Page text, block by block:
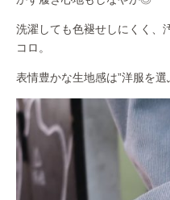
洗濯しても色褪せしにくく、
コロ。
表情豊かな生地感は”洋服を選